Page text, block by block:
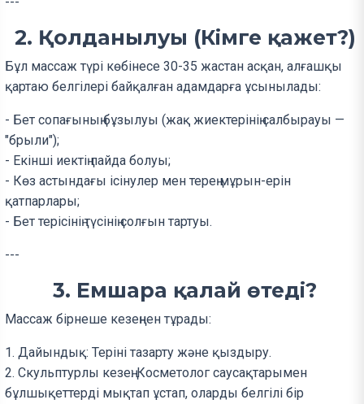
2. Қолданылуы (Кімге қажет?)
Бұл массаж түрі көбінесе 30-35 жастан асқан, алғашқы
қартаю белгілері байқалған адамдарға ұсынылады:
- Бет сопағының бұзылуы (жақ жиектерінің салбырауы —
"брыли");
- Екінші иектің пайда болуы;
- Көз астындағы ісінулер мен терең мұрын-ерін
қатпарлары;
- Бет терісінің түсінің солғын тартуы.
---
3. Емшара қалай өтеді?
Массаж бірнеше кезеңнен тұрады:
1. Дайындық: Теріні тазарту және қыздыру.
2. Скульптурлы кезең: Косметолог саусақтарымен
бұлшықеттерді мықтап ұстап, оларды белгілі бір